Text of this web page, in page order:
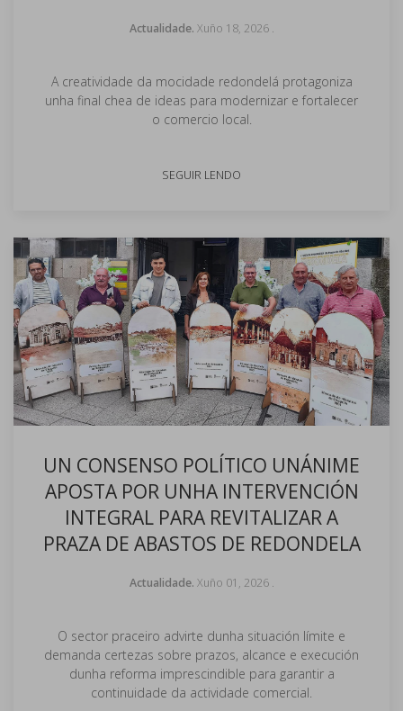
Actualidade. Xuño 18, 2026.
A creatividade da mocidade redondelá protagoniza
unha final chea de ideas para modernizar e fortalecer
o comercio local.
SEGUIR LENDO
UN CONSENSO POLÍTICO UNÁNIME
APOSTA POR UNHA INTERVENCIÓN
INTEGRAL PARA REVITALIZAR A
PRAZA DE ABASTOS DE REDONDELA
Actualidade. Xuño 01, 2026.
O sector praceiro advirte dunha situación límite e
demanda certezas sobre prazos, alcance e execución
dunha reforma imprescindible para garantir a
continuidade da actividade comercial.